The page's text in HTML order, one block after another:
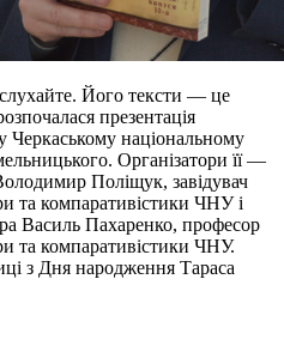
Його тексти — це
презентація
Черкаському національному
Організатори її —
Поліщук, завідувач
та компаративістики ЧНУ і
Василь Пахаренко, професор
та компаративістики ЧНУ.
з Дня народження Тараса